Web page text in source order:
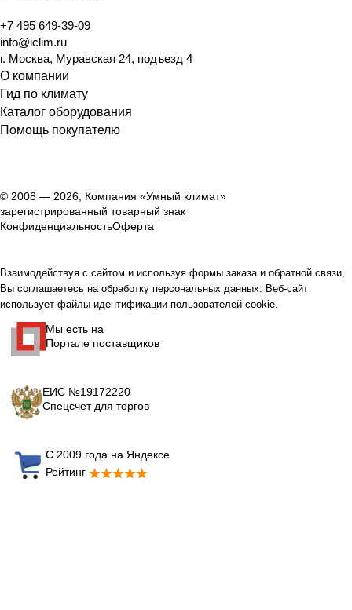
+7 495 649-39-09
info@iclim.ru
г. Москва, Муравская 24, подъезд 4
О компании
Гид по климату
Каталог оборудования
Помощь покупателю
© 2008 — 2026, Компания «Умный климат»
зарегистрированный товарный знак
КонфиденциальностьОферта
Взаимодействуя с сайтом и используя формы заказа и обратной связи,
Вы соглашаетесь на обработку персональных данных. Веб-сайт
использует файлы идентификации пользователей cookie.
Мы есть на
Портале поставщиков
ЕИС №19172220
Спецсчет для торгов
С 2009 года на Яндексе
Рейтинг